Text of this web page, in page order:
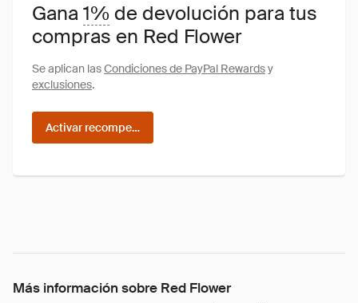
Gana1% de devolución para tus
compras en Red Flower
Se aplican lasCondiciones de PayPal Rewardsy
exclusiones.
Activar recompensas
Más información sobre Red Flower